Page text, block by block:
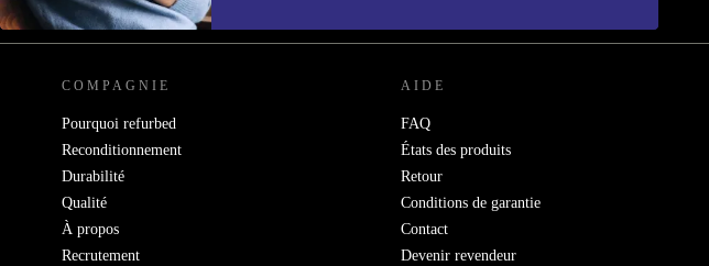
REFURBED FRANCE - RETHINK NEW.
COMPAGNIE
Pourquoi refurbed
Reconditionnement
Durabilité
Qualité
À propos
Recrutement
AIDE
FAQ
États des produits
Retour
Conditions de garantie
Contact
Devenir revendeur